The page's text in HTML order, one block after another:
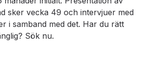
sker vecka 49 och intervjuer med
i samband med det. Har du rätt
Sök nu.